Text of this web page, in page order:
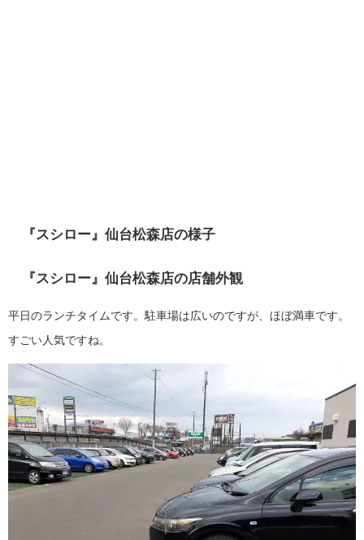
『スシロー』仙台松森店の様子
『スシロー』仙台松森店の店舗外観
平日のランチタイムです。駐車場は広いのですが、ほぼ満車です。
すごい人気ですね。